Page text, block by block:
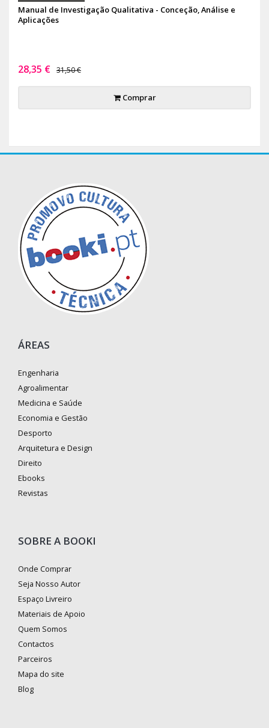
Manual de Investigação Qualitativa - Conceção, Análise e
Aplicações
28,35 € 31,50 €
Comprar
ÁREAS
Engenharia
Agroalimentar
Medicina e Saúde
Economia e Gestão
Desporto
Arquitetura e Design
Direito
Ebooks
Revistas
SOBRE A BOOKI
Onde Comprar
Seja Nosso Autor
Espaço Livreiro
Materiais de Apoio
Quem Somos
Contactos
Parceiros
Mapa do site
Blog